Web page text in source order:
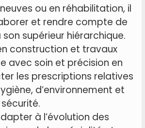
ou en réhabilitation, il
et rendre compte de
supérieur hiérarchique.
construction et travaux
avec soin et précision en
les prescriptions relatives
d’environnement et
à l’évolution des